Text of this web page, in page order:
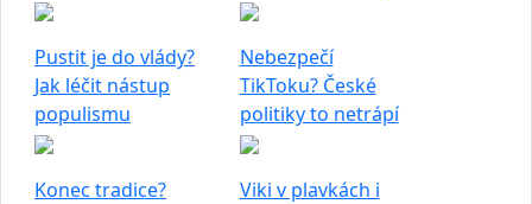
Pustit je do vlády?
Jak léčit nástup
populismu
Nebezpečí
TikToku? České
politiky to netrápí
Konec tradice?
Viki v plavkách i